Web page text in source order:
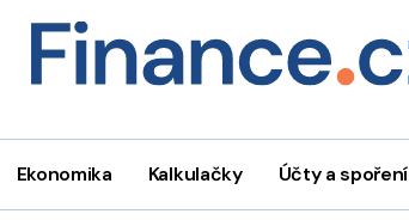
Ekonomika Kalkulačky Účty a spoření